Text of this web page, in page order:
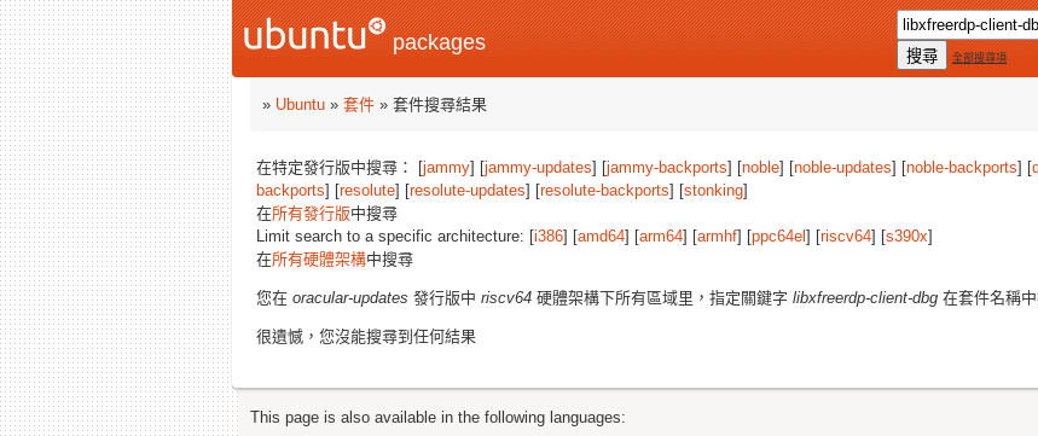
packages
全部搜尋項
» Ubuntu » 套件 » 套件搜尋結果
在特定發行版中搜尋： [jammy] [jammy-updates] [jammy-backports] [noble] [noble-updates] [noble-backports] [
backports] [resolute] [resolute-updates] [resolute-backports] [stonking]
在所有發行版中搜尋
Limit search to a specific architecture: [i386] [amd64] [arm64] [armhf] [ppc64el ] [riscv64] [s390x]
在所有硬體架構中搜尋
您在 oracular-updates 發行版中 riscv64 硬體架構下所有區域里，指定關鍵字 libxfreerdp-client-dbg 在套件名稱
很遺憾，您沒能搜尋到任何結果
This page is also available in the following languages: